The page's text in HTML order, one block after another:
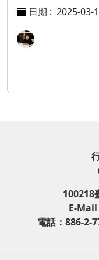
日期 : 2025-03-
100218
E-
電話：886-2-